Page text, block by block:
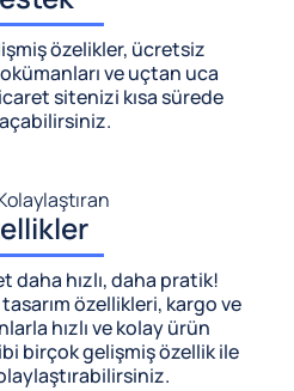
özelikler, ücretsiz
ve uçtan uca
sitenizi kısa sürede
daha hızlı, daha pratik!
özellikleri, kargo ve
hızlı ve kolay ürün
birçok gelişmiş özellik ile